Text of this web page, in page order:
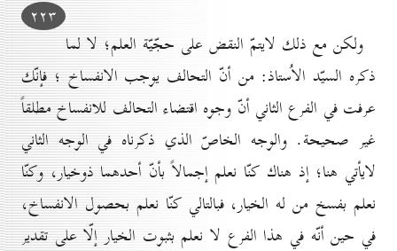
۲۲۳
ولكن مع ذلك لايتمّ النقض على حجّيّة العلم؛ لا لما
ذكره السيّد الاُستاذ: من أنّ التحالف يوجب الانفساخ ؛ فإنّك
عرفت في الفرع الثاني أنّ وجوه اقتضاء التحالف للانفساخ مطلقاً
غير صحيحة. والوجه الخاصّ الذي ذكرناه في الوجه الثاني
لايأتي هنا؛ إذ هناك كنّا نعلم إجمالاً بأنّ أحدهما ذوخيار، وكنّا
نعلم بفسخ من له الخيار، فبالتالي كنّا نعلم بحصول الانفساخ،
في حين أنّه في هذا الفرع لا نعلم بثبوت الخيار إلّا على تقدير